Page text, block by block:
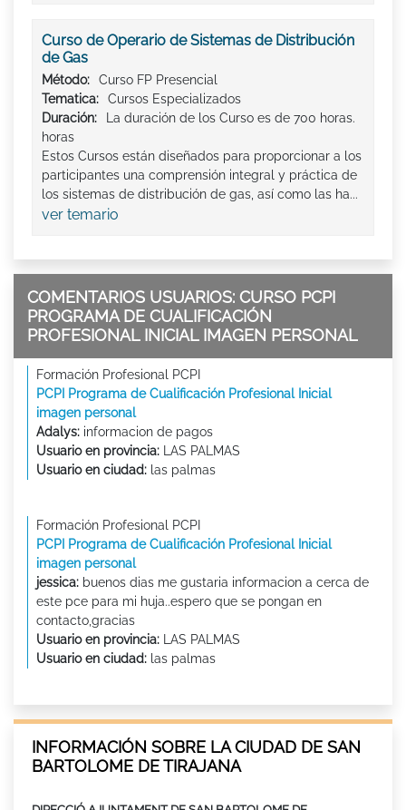
Curso de Operario de Sistemas de Distribución
de Gas
Método:
Curso FP Presencial
Tematica:
Cursos Especializados
Duración:
La duración de los Curso es de 700 horas.
horas
Estos Cursos están diseñados para proporcionar a los
participantes una comprensión integral y práctica de
los sistemas de distribución de gas, así como las ha...
ver temario
COMENTARIOS USUARIOS: CURSO PCPI
PROGRAMA DE CUALIFICACIÓN
PROFESIONAL INICIAL IMAGEN PERSONAL
Formación Profesional PCPI
PCPI Programa de Cualificación Profesional Inicial
imagen personal
Adalys: informacion de pagos
Usuario en provincia: LAS PALMAS
Usuario en ciudad: las palmas
Formación Profesional PCPI
PCPI Programa de Cualificación Profesional Inicial
imagen personal
jessica: buenos dias me gustaria informacion a cerca de
este pce para mi huja..espero que se pongan en
contacto,gracias
Usuario en provincia: LAS PALMAS
Usuario en ciudad: las palmas
INFORMACIÓN SOBRE LA CIUDAD DE SAN
BARTOLOME DE TIRAJANA